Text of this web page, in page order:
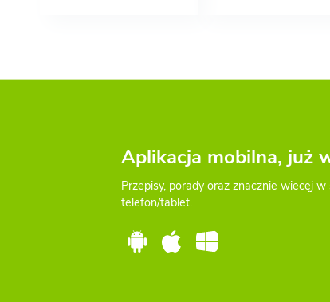
Aplikacja mobilna, już
Przepisy, porady oraz znacznie wiecęj
telefon/tablet.